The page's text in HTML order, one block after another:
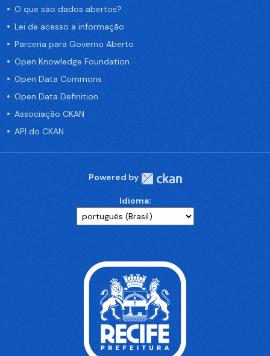
O que são dados abertos?
Lei de acesso a informação
Parceria para Governo Aberto
Open Knowledge Foundation
Open Data Commons
Open Data Definition
Associação CKAN
API do CKAN
Powered by
Idioma